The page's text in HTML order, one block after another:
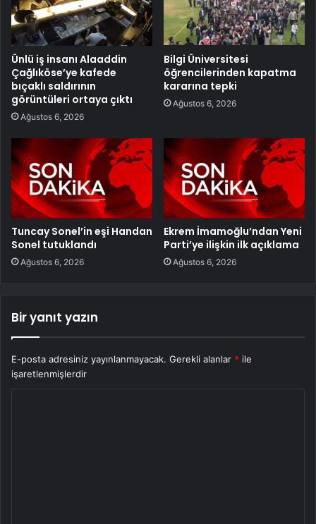
Ünlü iş insanı Alaaddin
Çağlıköse’ye kafede
bıçaklı saldırının
görüntüleri ortaya çıktı
Ağustos 6, 2026
Bilgi Üniversitesi
öğrencilerinden kapatma
kararına tepki
Ağustos 6, 2026
Tuncay Sonel’in eşi Handan
Sonel tutuklandı
Ağustos 6, 2026
Ekrem İmamoğlu’ndan Yeni
Parti’ye ilişkin ilk açıklama
Ağustos 6, 2026
Bir yanıt yazın
E-posta adresiniz yayınlanmayacak. Gerekli alanlar * ile
işaretlenmişlerdir